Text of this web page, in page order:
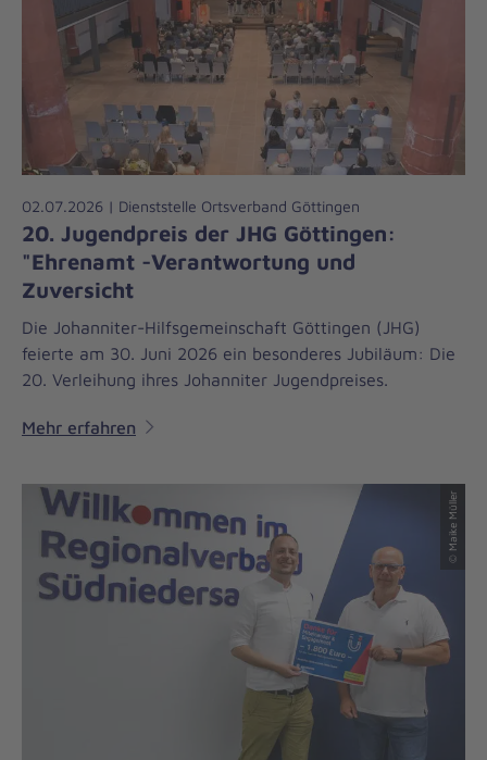
02.07.2026 | Dienststelle Ortsverband Göttingen
20. Jugendpreis der JHG Göttingen:
"Ehrenamt -Verantwortung und
Zuversicht
Die Johanniter-Hilfsgemeinschaft Göttingen (JHG)
feierte am 30. Juni 2026 ein besonderes Jubiläum: Die
20. Verleihung ihres Johanniter Jugendpreises.
Mehr erfahren
© Maike Müller